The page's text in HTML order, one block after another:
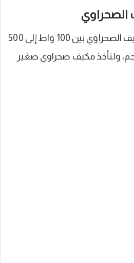
الصحراوي
غالباً ما يتراوح قدرة المكيف الصحراوي بين 100 واط إلى 500
ولنأخذ مكيف صحراوي صغير